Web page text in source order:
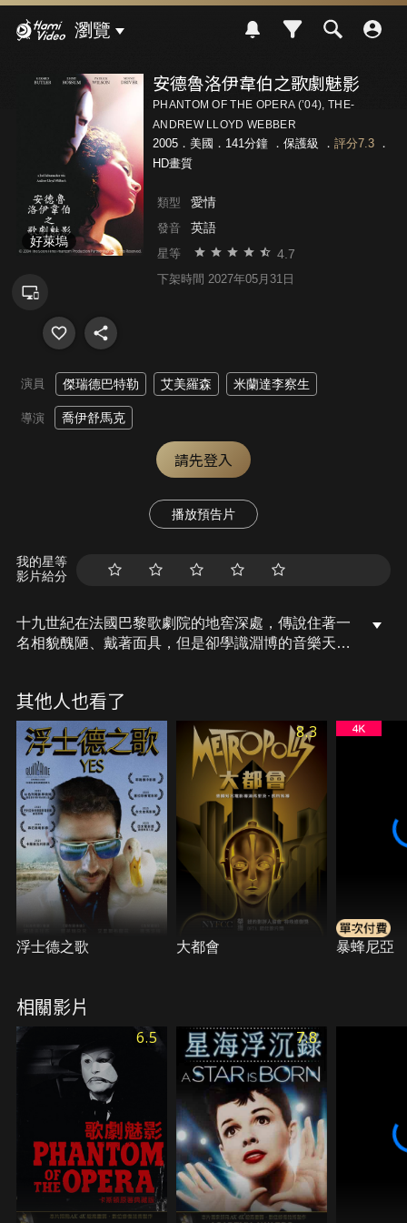
瀏覽
好萊塢
安德魯洛伊韋伯之歌劇魅影
PHANTOM OF THE OPERA (’04), THE-
ANDREW LLOYD WEBBER
2005．美國．141分鐘 ． 保護級 ． 評分7.3．
HD畫質
類型 愛情
發音 英語
星等 4.7
下架時間 2027年05月31日
演員 傑瑞德巴特勒 艾美羅森 米蘭達李察生
導演 喬伊舒馬克
請先登入
播放預告片
我的星等
影片給分
十九世紀在法國巴黎歌劇院的地窖深處，傳說住著一
名相貌醜陋、戴著面具，但是卻學識淵博的音樂天
深深迷戀上她，所以想盡辦法要幫助她成名。但最初
發自於精神層面的音樂之愛，卻逐漸轉化成為強烈的
佔有慾，走火入魔的魅影更以實際行動，把所有妨礙
克莉絲汀歌唱事業的人一一除掉…
其他人也看了
浮士德之歌
8.3
大都會 暴蜂尼亞
相關影片
6.5 7.8